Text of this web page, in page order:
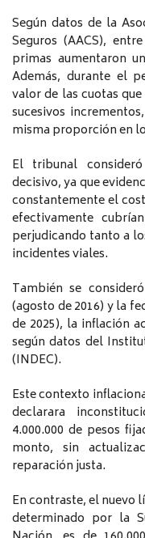
Según datos de la
Seguros (AACS),
primas aumentaron
Además, durante el
valor de las cuotas
sucesivos
misma proporción en
El tribunal
decisivo, ya que
constantemente el
efectivamente
perjudicando tanto a
incidentes viales.
También se
(agosto de 2016) y la
de 2025), la inflación
según datos del
(INDEC).
Este contexto
declarara
4.000.000 de pesos
monto, sin
reparación justa.
En contraste, el nuevo
determinado por la